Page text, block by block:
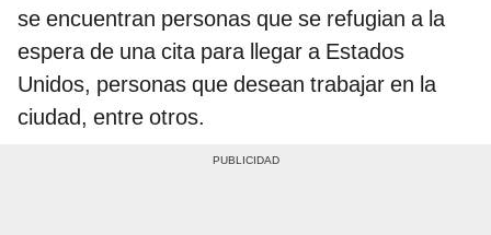
se encuentran personas que se refugian a la
espera de una cita para llegar a Estados
Unidos, personas que desean trabajar en la
ciudad, entre otros.